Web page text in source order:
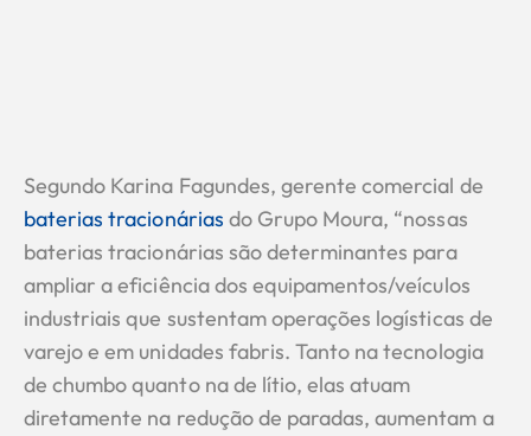
Segundo Karina Fagundes, gerente comercial de
baterias tracionárias do Grupo Moura, “nossas
baterias tracionárias são determinantes para
ampliar a eficiência dos equipamentos/veículos
industriais que sustentam operações logísticas de
varejo e em unidades fabris. Tanto na tecnologia
de chumbo quanto na de lítio, elas atuam
diretamente na redução de paradas, aumentam a